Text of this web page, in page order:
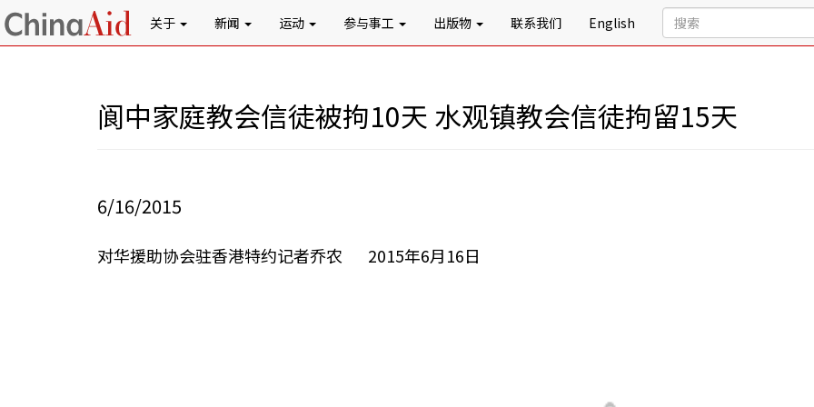
关于 新闻 运动 参与事工 出版物 联系我们 English
阆中家庭教会信徒被拘10天 水观镇教会信徒拘留15天
6/16/2015
对华援助协会驻香港特约记者乔农 2015年6月16日